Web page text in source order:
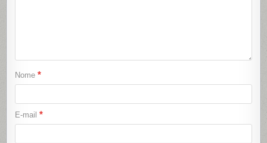
Nome*
E-mail*